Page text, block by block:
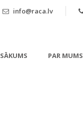
info@raca.lv
SĀKUMS PAR MUMS